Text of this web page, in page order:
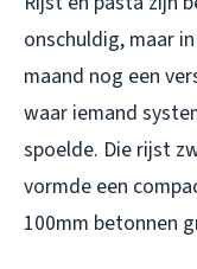
onschuldig, maar
maand nog een
waar iemand
spoelde. Die rijst
vormde een
100mm betonnen